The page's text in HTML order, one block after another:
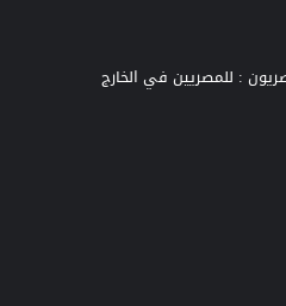
: للمصريين في الخارج